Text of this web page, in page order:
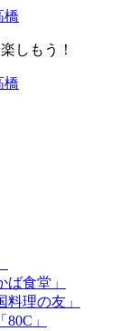
しもう！
ば食堂」
理の友」
」